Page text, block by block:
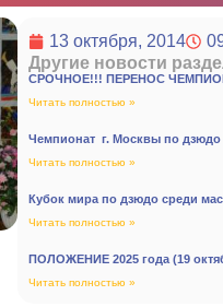
13 октября, 2014
Другие новости
СРОЧНОЕ!!! ПЕРЕНОС
Читать полностью »
Чемпионат г. Москвы по дзюдо
Читать полностью »
Кубок мира по дзюдо среди
Читать полностью »
ПОЛОЖЕНИЕ 2025 года (19
Читать полностью »